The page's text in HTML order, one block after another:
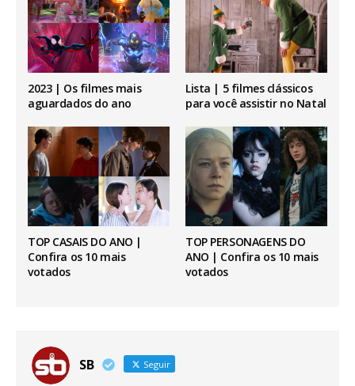
2023 | Os filmes mais
aguardados do ano
Lista | 5 filmes clássicos
para você assistir no Natal
TOP CASAIS DO ANO |
Confira os 10 mais
votados
TOP PERSONAGENS DO
ANO | Confira os 10 mais
votados
SB Seguir